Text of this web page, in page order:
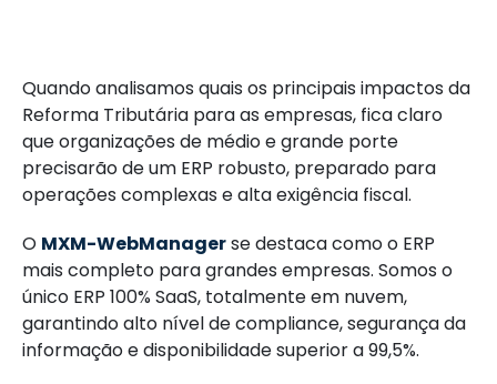
Quando analisamos quais os principais impactos da
Reforma Tributária para as empresas, fica claro
que organizações de médio e grande porte
precisarão de um ERP robusto, preparado para
operações complexas e alta exigência fiscal.
O MXM-WebManagerse destaca como o ERP
mais completo para grandes empresas. Somos o
único ERP 100% SaaS, totalmente em nuvem,
garantindo alto nível de compliance, segurança da
informação e disponibilidade superior a 99,5%.